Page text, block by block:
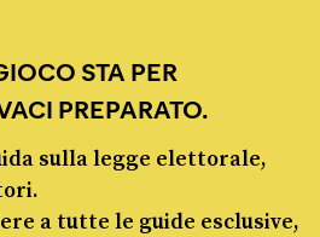
STA PER
PREPARATO.
sulla legge elettorale,
a tutte le guide esclusive,
ha convinto l’Unione europea